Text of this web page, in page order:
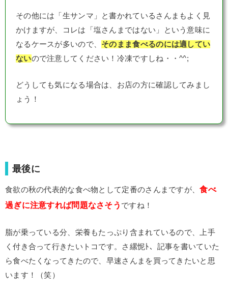
その他には「生サンマ」と書かれているさんまもよく見
かけますが、コレは「塩さんまではない」という意味に
なるケースが多いので、 そのまま食べるのには適してい
ないので注意してください！冷凍ですしね・・^^;
どうしても気になる場合は、お店の方に確認してみまし
ょう！
最後に
食欲の秋の代表的な食べ物として定番のさんまですが、食べ
過ぎに注意すれば問題なさそう ですね！
脂が乗っている分、栄養もたっぷり含まれているので、上手
く付き合って行きたいトコです。さ縲怩ﾄ、記事を書いていた
ら食べたくなってきたので、早速さんまを買ってきたいと思
います！（笑）